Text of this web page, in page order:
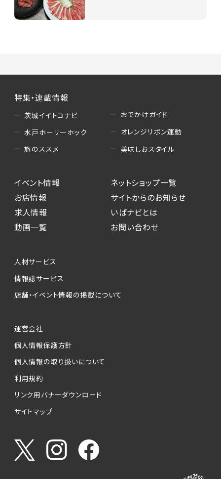
特集・連載情報
茨城イイトコナビ
水戸ホーリーホック
旅のススメ
おでかけガイド
オレンジリボン運動
美味しおスタイル
イベント情報
お店情報
求人情報
動画一覧
ネットショップ一覧
サイトからのお知らせ
いばナビとは
お問い合わせ
人材サービス
情報誌サービス
店舗・イベント情報の掲載について
運営会社
個人情報保護方針
個人情報の取り扱いについて
利用規約
リンク用バナーダウンロード
サイトマップ